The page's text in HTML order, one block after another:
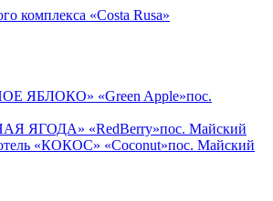
ЯБЛОКО» «Green Apple»пос.
ЯГОДА» «RedBerry»пос. Майский
«КОКОС» «Coconut»пос. Майский